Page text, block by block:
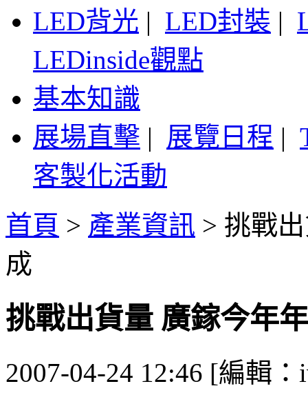
LED背光 | LED封裝 |
LEDinside觀點
基本知識
展場直擊 | 展覽日程 |
客製化活動
首頁 > 產業資訊 > 挑戰
成
挑戰出貨量 廣鎵今年
2007-04-24 12:46 [編輯：